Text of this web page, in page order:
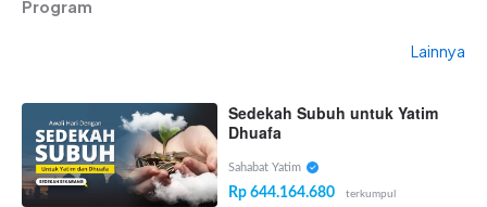
Program
Lainnya
Sedekah Subuh untuk Yatim
Dhuafa
Sahabat Yatim
Rp 644.164.680 terkumpul